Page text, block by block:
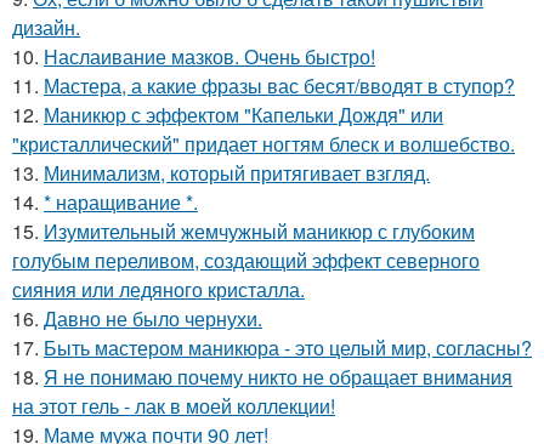
дизайн.
10. Наслаивание мазков. Очень быстро!
11. Мастера, а какие фразы вас бесят/вводят в ступор?
12. Маникюр с эффектом "Капельки Дождя" или
"кристаллический" придает ногтям блеск и волшебство.
13. Минимализм, который притягивает взгляд.
14. * наращивание *.
15. Изумительный жемчужный маникюр с глубоким
голубым переливом, создающий эффект северного
сияния или ледяного кристалла.
16. Давно не было чернухи.
17. Быть мастером маникюра - это целый мир, согласны?
18. Я не понимаю почему никто не обращает внимания
на этот гель - лак в моей коллекции!
19. Маме мужа почти 90 лет!